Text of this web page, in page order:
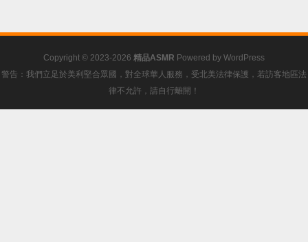
Copyright © 2023-2026 精品ASMR Powered by WordPress
警告：我們立足於美利堅合眾國，對全球華人服務，受北美法律保護，若訪客地區法
律不允許，請自行離開！